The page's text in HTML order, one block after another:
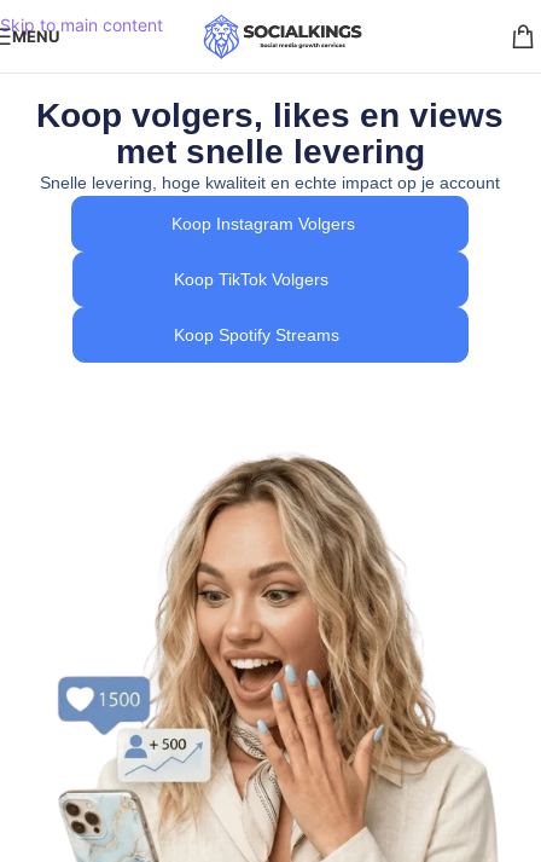
Skip to main content
MENU
Koop volgers, likes en views
met snelle levering
Snelle levering, hoge kwaliteit en echte impact op je account
Koop Instagram Volgers
Koop TikTok Volgers
Koop Spotify Streams